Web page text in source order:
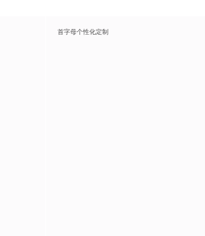
首字母个性化定制